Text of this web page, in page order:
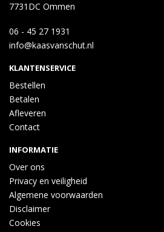
7731DC Ommen
06 - 45 27 1931
info@kaasvanschut.nl
KLANTENSERVICE
Bestellen
Betalen
Afleveren
Contact
INFORMATIE
Over ons
Privacy en veiligheid
Algemene voorwaarden
Disclaimer
Cookies